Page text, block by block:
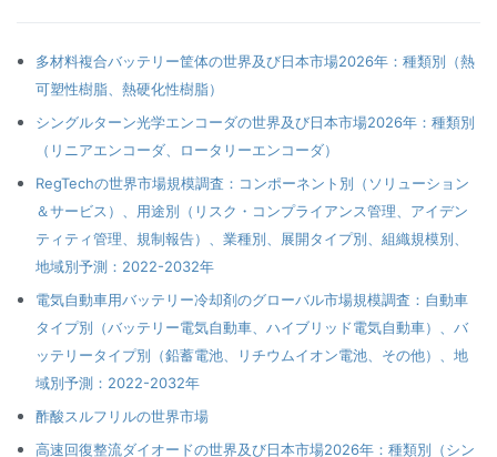
多材料複合バッテリー筐体の世界及び日本市場2026年：種類別（熱
可塑性樹脂、熱硬化性樹脂）
シングルターン光学エンコーダの世界及び日本市場2026年：種類別
（リニアエンコーダ、ロータリーエンコーダ）
RegTechの世界市場規模調査：コンポーネント別（ソリューション
＆サービス）、用途別（リスク・コンプライアンス管理、アイデン
ティティ管理、規制報告）、業種別、展開タイプ別、組織規模別、
地域別予測：2022-2032年
電気自動車用バッテリー冷却剤のグローバル市場規模調査：自動車
タイプ別（バッテリー電気自動車、ハイブリッド電気自動車）、バ
ッテリータイプ別（鉛蓄電池、リチウムイオン電池、その他）、地
域別予測：2022-2032年
酢酸スルフリルの世界市場
高速回復整流ダイオードの世界及び日本市場2026年：種類別（シン